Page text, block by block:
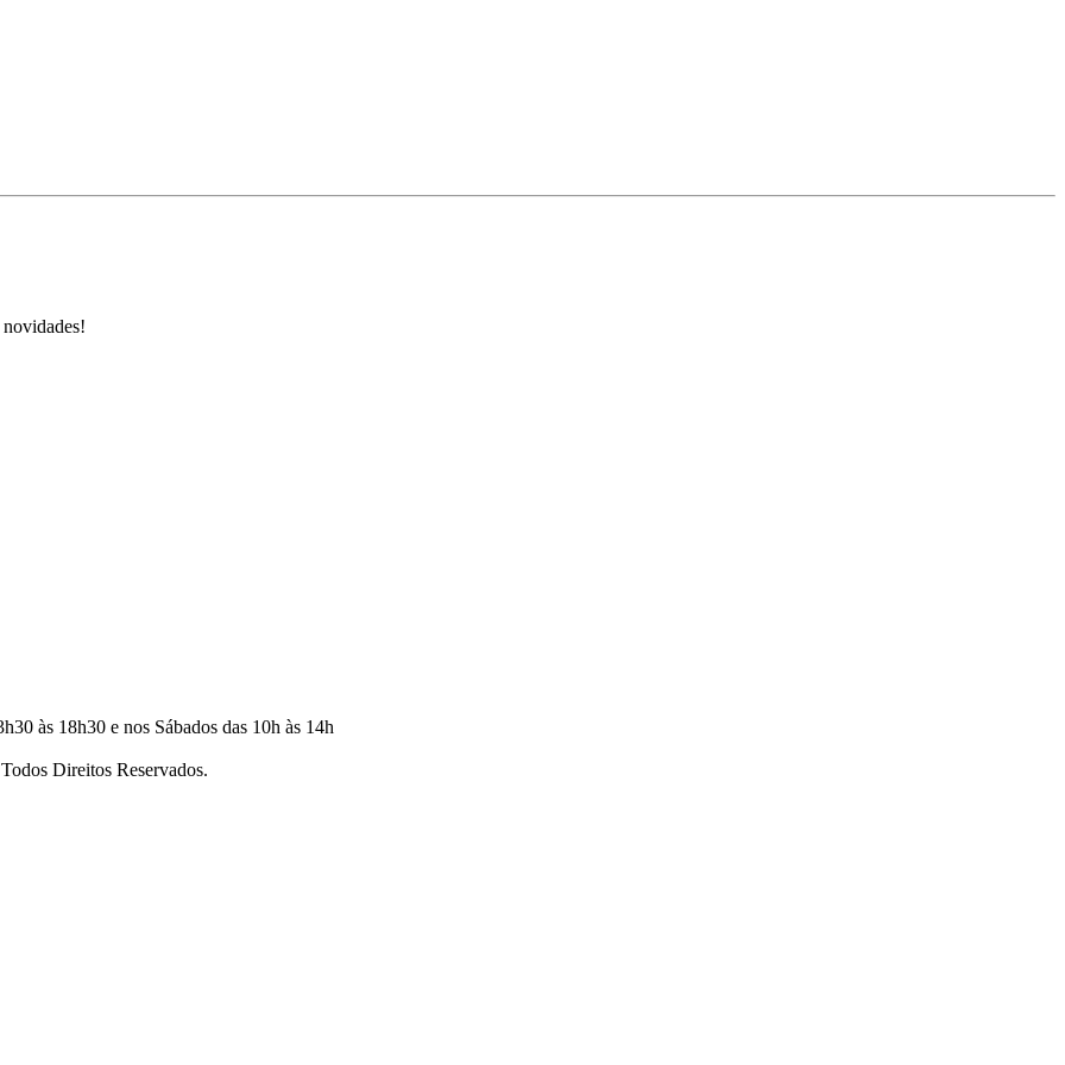
novidades!
às 18h30 e nos Sábados das 10h às 14h
Direitos Reservados.